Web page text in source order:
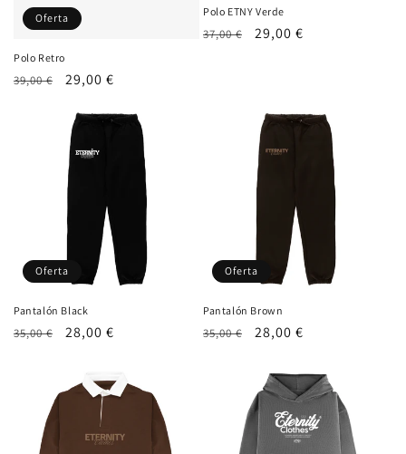
Oferta
Polo Retro
Precio
39,00 €
Precio
oferta
29,00 €
Polo ETNY Verde
Precio
37,00 €
Precio
29,00 €
Oferta
Pantalón Black
Precio
35,00 €
Precio
oferta
28,00 €
Oferta
Pantalón Brown
Precio
35,00 €
Precio
oferta
28,00 €